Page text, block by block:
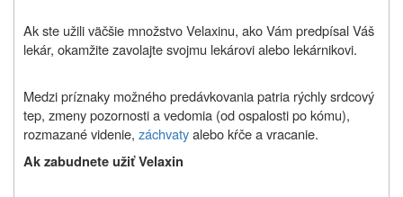
Ak ste užili väčšie množstvo Velaxinu, ako Vám predpísal Váš
lekár, okamžite zavolajte svojmu lekárovi alebo lekárnikovi.
Medzi príznaky možného predávkovania patria rýchly srdcový
tep, zmeny pozornosti a vedomia (od ospalosti po kómu),
rozmazané videnie, záchvatyalebo kŕče a vracanie.
Ak zabudnete užiť Velaxin